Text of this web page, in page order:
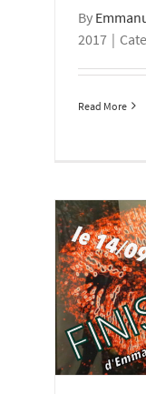
By
2017 |
Read More